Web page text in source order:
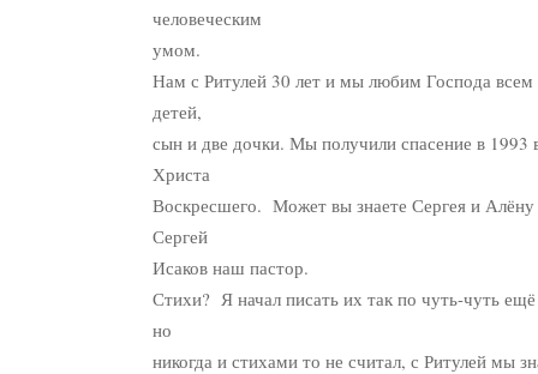
человеческим
умом.
Нам с Ритулей 30 лет и мы любим Господа
детей,
сын и две дочки. Мы получили спасение в 1993
Христа
Воскресшего. Может вы знаете Сергея и Алёну
Сергей
Исаков наш пастор.
Стихи? Я начал писать их так по чуть-чуть
но
никогда и стихами то не считал, с Ритулей мы